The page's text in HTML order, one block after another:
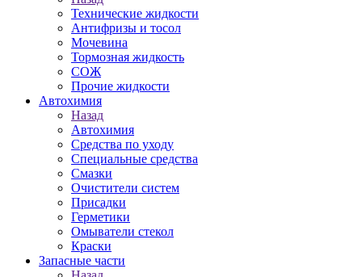
Технические жидкости
Антифризы и тосол
Мочевина
Тормозная жидкость
СОЖ
Прочие жидкости
Автохимия
Назад
Автохимия
Средства по уходу
Специальные средства
Смазки
Очистители систем
Присадки
Герметики
Омыватели стекол
Краски
Запасные части